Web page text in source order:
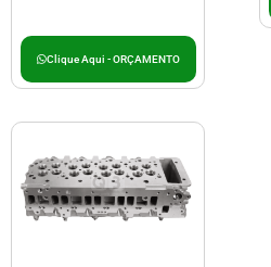
Clique Aqui - ORÇAMENTO